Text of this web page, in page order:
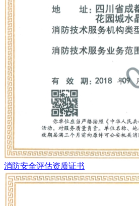
消防安全评估资质证书